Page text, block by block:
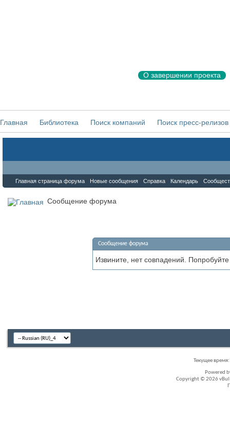
О завершении проекта
Главная Библиотека Поиск компаний Поиск пресс-релизов
Главная страница форума Новые сообщения Справка Календарь
Сообщение форума
Сообщение форума
Извините, нет совпадений.
Текущее время:
Powered
Copyright © 2026